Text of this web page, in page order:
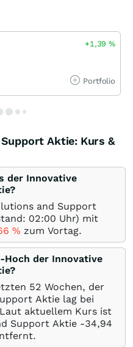
+1,39%
Portfolio
Aktie: Kurs &
der Innovative
and Support
02:00 Uhr) mit
% zum Vortag.
Hoch der Innovative
52 Wochen, der
Aktie lag bei
aktuellem Kurs ist
Support Aktie -34,94